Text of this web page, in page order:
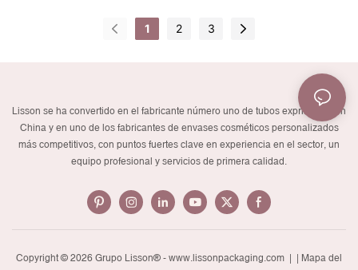
1 2 3
Lisson se ha convertido en el fabricante número uno de tubos exprimibles en
China y en uno de los fabricantes de envases cosméticos personalizados
más competitivos, con puntos fuertes clave en experiencia en el sector, un
equipo profesional y servicios de primera calidad.
Copyright © 2026 Grupo Lisson® - www.lissonpackaging.com
| Mapa del